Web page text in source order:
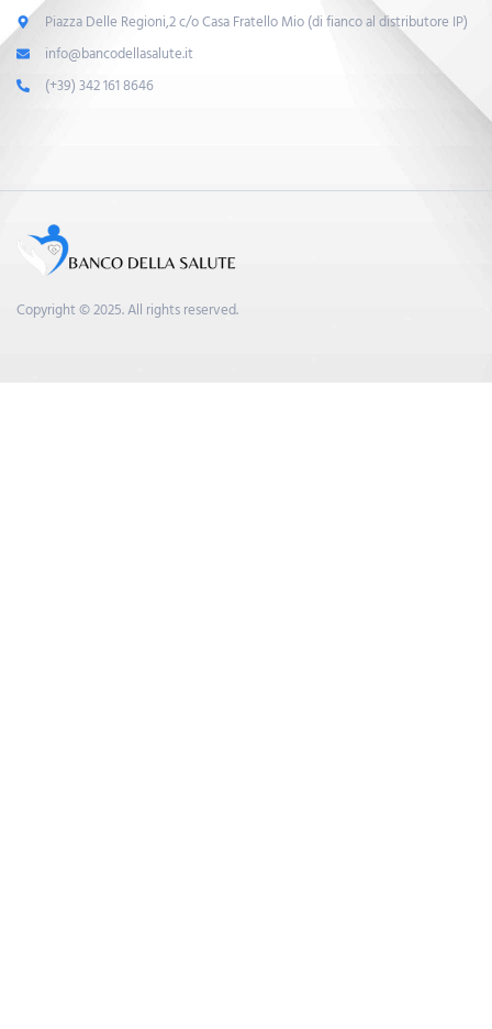
Piazza Delle Regioni,2 c/o Casa Fratello Mio (di fianco al distributore IP)
info@bancodellasalute.it
(+39) 342 161 8646
Copyright © 2025. All rights reserved.